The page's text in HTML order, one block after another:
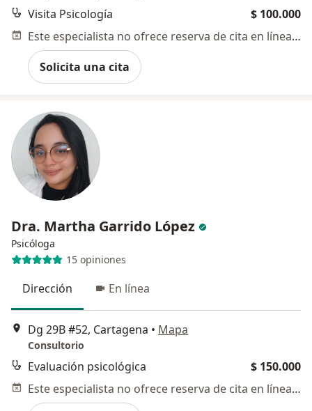
Visita Psicología
$ 100.000
Este especialista no ofrece reserva de cita en línea en esta dirección.
Solicita una cita
Dra. Martha Garrido López
Psicóloga
15 opiniones
Dirección En línea
Dg 29B #52, Cartagena • Mapa
Consultorio
Evaluación psicológica
$ 150.000
Este especialista no ofrece reserva de cita en línea en esta dirección.